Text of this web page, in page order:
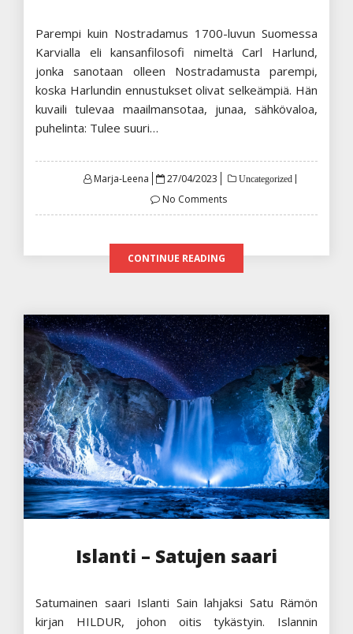
Parempi kuin Nostradamus 1700-luvun Suomessa
Karvialla eli kansanfilosofi nimeltä Carl Harlund,
jonka sanotaan olleen Nostradamusta parempi,
koska Harlundin ennustukset olivat selkeämpiä. Hän
kuvaili tulevaa maailmansotaa, junaa, sähkövaloa,
puhelinta: Tulee suuri…
Marja-Leena
Posted
27/04/2023 Uncategorized
No Comments
CONTINUE READING
Islanti – Satujen saari
Satumainen saari Islanti Sain lahjaksi Satu Rämön
kirjan HILDUR, johon oitis tykästyin. Islannin